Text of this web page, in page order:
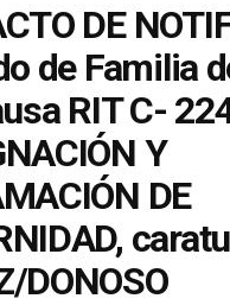
DE
de Familia
RIT C-
Y
DE
DONOSO